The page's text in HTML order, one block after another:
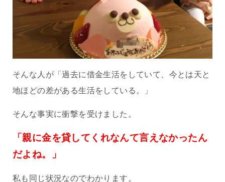
そんな人が「過去に借金生活をしていて、今とは天と
地ほどの差がある生活をしている。」
そんな事実に衝撃を受けました。
「親に金を貸してくれなんて言えなかったん
だよね。」
私も同じ状況なのでわかります。